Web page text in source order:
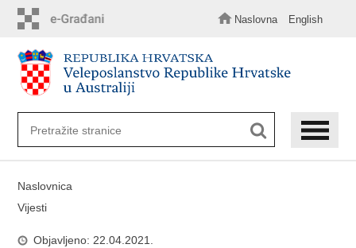
sadržaj
Naslovna English
Naslovnica
Vijesti
Objavljeno: 22.04.2021.